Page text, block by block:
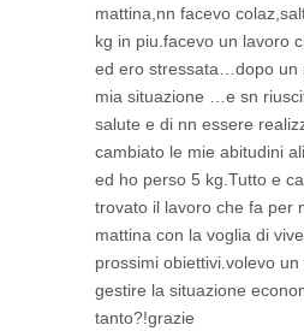
mattina,nn facevo
kg in piu.facevo un lavoro
ed ero stressata…dopo un
mia situazione …e sn
salute e di nn essere
cambiato le mie abitudini
ed ho perso 5 kg.Tutto e
trovato il lavoro che fa per
mattina con la voglia di
prossimi obiettivi.volevo
gestire la situazione
tanto?!grazie